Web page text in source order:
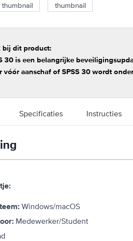
bij dit product:
30 is een belangrijke
vóór aanschaf of SPSS 30 wordt
Specificaties Instructies
Windows/macOS
Medewerker/Student